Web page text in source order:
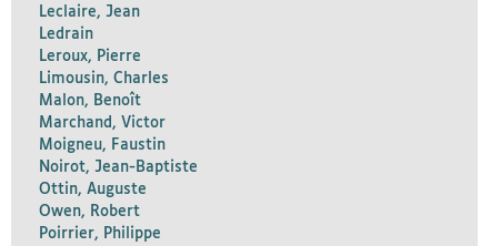
Leclaire, Jean
Ledrain
Leroux, Pierre
Limousin, Charles
Malon, Benoît
Marchand, Victor
Moigneu, Faustin
Noirot, Jean-Baptiste
Ottin, Auguste
Owen, Robert
Poirrier, Philippe